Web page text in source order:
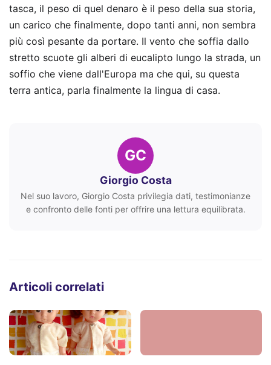
tasca, il peso di quel denaro è il peso della sua storia,
un carico che finalmente, dopo tanti anni, non sembra
più così pesante da portare. Il vento che soffia dallo
stretto scuote gli alberi di eucalipto lungo la strada, un
soffio che viene dall'Europa ma che qui, su questa
terra antica, parla finalmente la lingua di casa.
GC
Giorgio Costa
Nel suo lavoro, Giorgio Costa privilegia dati, testimonianze
e confronto delle fonti per offrire una lettura equilibrata.
Articoli correlati